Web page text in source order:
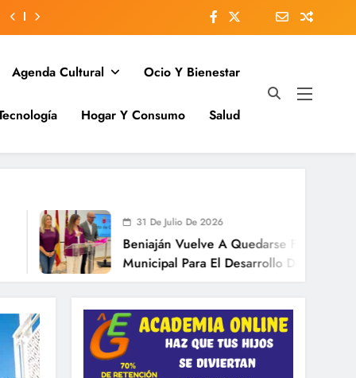
Agenda Cultural Ocio Y Bienestar
Hogar Y Consumo Salud
31 De Julio De 2026
Beniaján Vuelve A Quedarse Fuera Del Plan
Municipal Para El Desarrollo De Las Grandes